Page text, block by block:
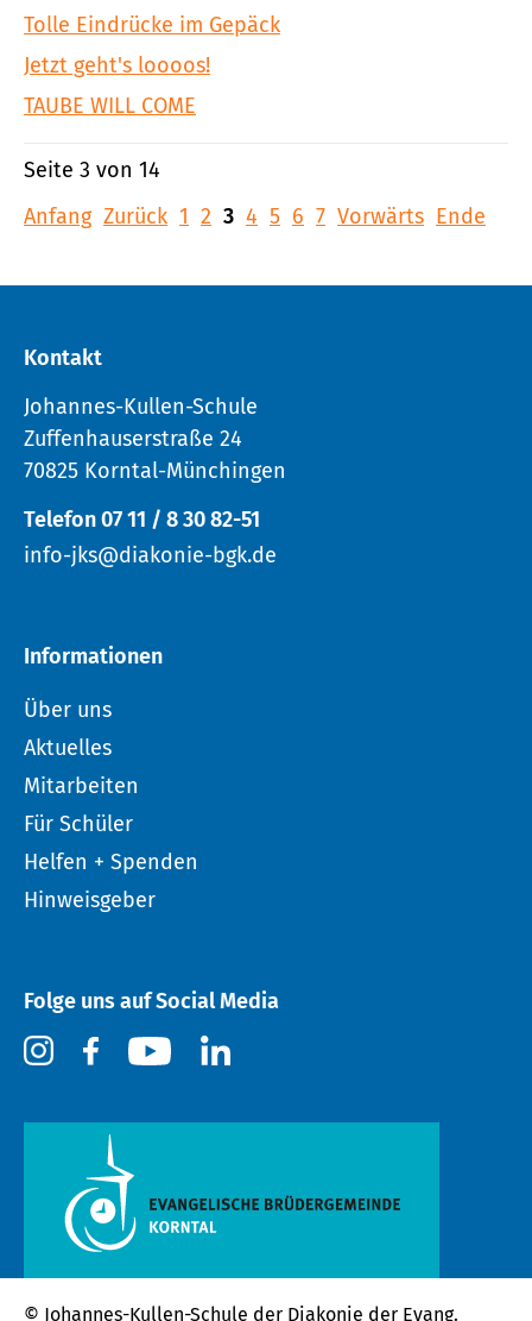
Tolle Eindrücke im Gepäck
Jetzt geht's loooos!
TAUBE WILL COME
Seite 3 von 14
Anfang Zurück 1 2 3 4 5 6 7 Vorwärts Ende
Kontakt
Johannes-Kullen-Schule
Zuffenhauserstraße 24
70825 Korntal-Münchingen
Telefon 07 11 / 8 30 82-51
info-jks@diakonie-bgk.de
Informationen
Über uns
Aktuelles
Mitarbeiten
Für Schüler
Helfen + Spenden
Hinweisgeber
Folge uns auf Social Media
© Johannes-Kullen-Schule der Diakonie der Evang.